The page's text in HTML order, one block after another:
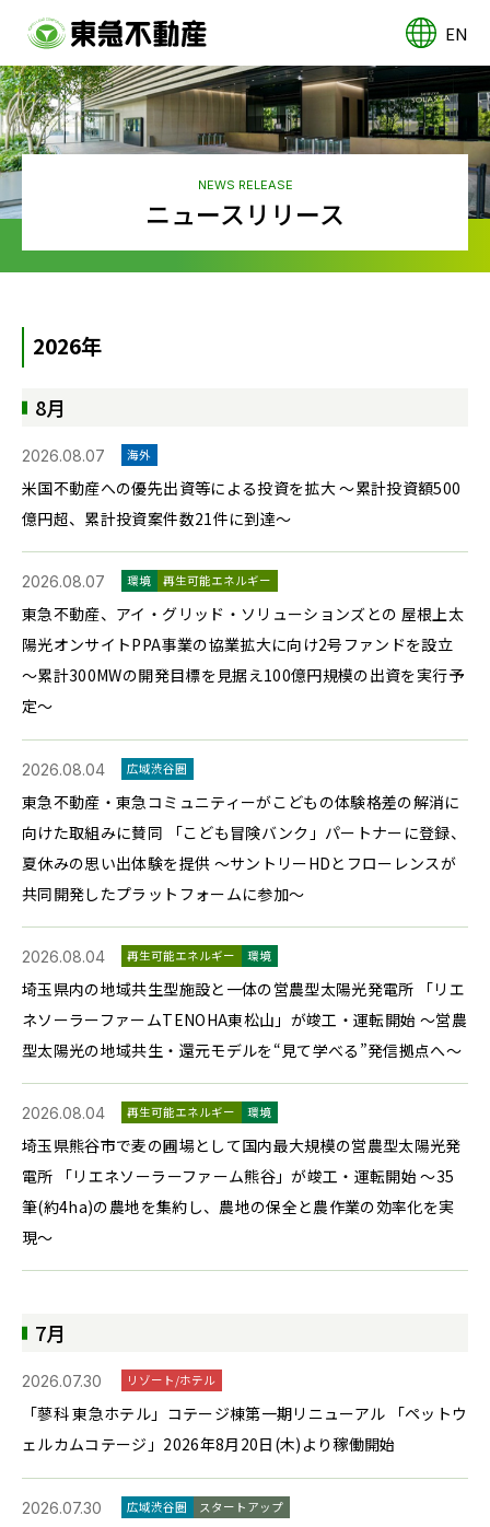
EN
NEWS RELEASE
ニュースリリース
2026年
8月
2026.08.07 海外
米国不動産への優先出資等による投資を拡大 ～累計投資額500
億円超、累計投資案件数21件に到達～
2026.08.07 環境 再生可能エネルギー
東急不動産、アイ・グリッド・ソリューションズとの 屋根上太
陽光オンサイトPPA事業の協業拡大に向け2号ファンドを設立
～累計300MWの開発目標を見据え100億円規模の出資を実行予
定～
2026.08.04 広域渋谷圏
東急不動産・東急コミュニティーがこどもの体験格差の解消に
向けた取組みに賛同 「こども冒険バンク」パートナーに登録、
夏休みの思い出体験を提供 ～サントリーHDとフローレンスが
共同開発したプラットフォームに参加～
2026.08.04 再生可能エネルギー 環境
埼玉県内の地域共生型施設と一体の営農型太陽光発電所 「リエ
ネソーラーファームTENOHA東松山」が竣工・運転開始 ～営農
型太陽光の地域共生・還元モデルを“見て学べる”発信拠点へ～
2026.08.04 再生可能エネルギー 環境
埼玉県熊谷市で麦の圃場として国内最大規模の営農型太陽光発
電所 「リエネソーラーファーム熊谷」が竣工・運転開始 ～35
筆(約4ha)の農地を集約し、農地の保全と農作業の効率化を実
現～
7月
2026.07.30 リゾート/ホテル
「蓼科 東急ホテル」コテージ棟第一期リニューアル 「ペットウ
ェルカムコテージ」2026年8月20日(木)より稼働開始
2026.07.30 広域渋谷圏 スタートアップ